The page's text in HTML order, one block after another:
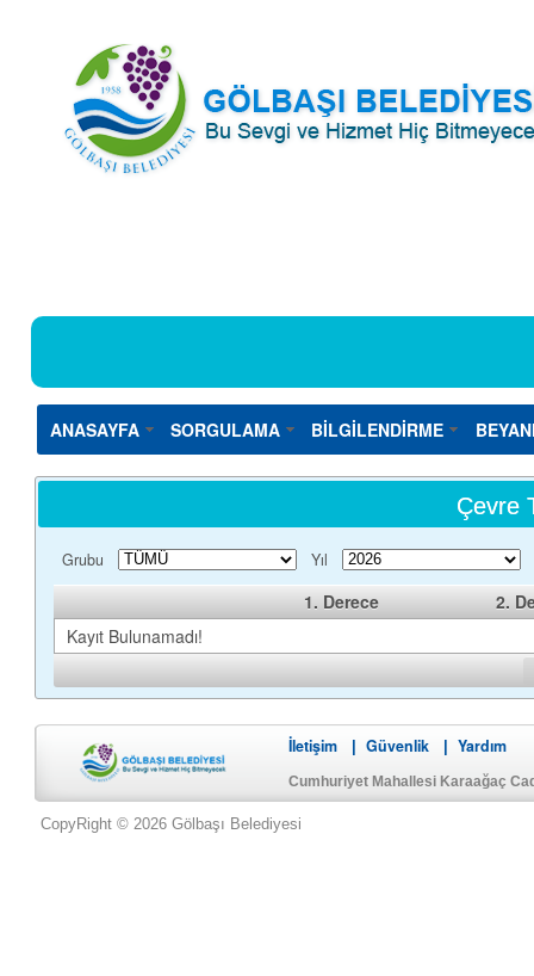
ANASAYFA SORGULAMA BİLGİLENDİRME
Çevre
Grubu Yıl
1. Derece
2.
Kayıt Bulunamadı!
İletişim Güvenlik Yardım
Cumhuriyet Mahallesi Karaağaç
CopyRight © 2026 Gölbaşı Belediyesi